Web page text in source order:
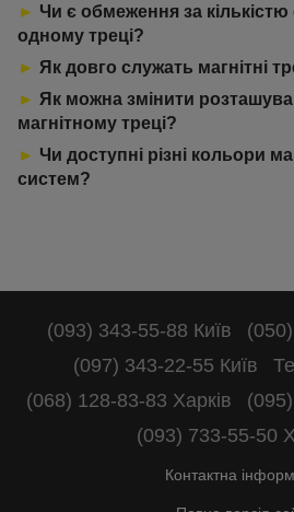
► Чи є обмеження за кількістю
одному треці?
► Як довго служать магнітні
► Як можна змінити
магнітному треці?
► Чи доступні різні кольори
систем?
(093) 343-55-88 Київ
(097) 343-22-55 Київ
(068) 128-83-83 Харків
(093) 733-55-50
Контактна